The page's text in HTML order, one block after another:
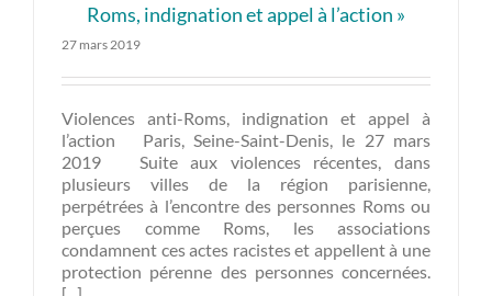
Roms, indignation et appel à l’action »
27 mars 2019
Violences anti-Roms, indignation et appel à
l’action Paris, Seine-Saint-Denis, le 27 mars
2019 Suite aux violences récentes, dans
plusieurs villes de la région parisienne,
perpétrées à l’encontre des personnes Roms ou
perçues comme Roms, les associations
condamnent ces actes racistes et appellent à une
protection pérenne des personnes concernées.